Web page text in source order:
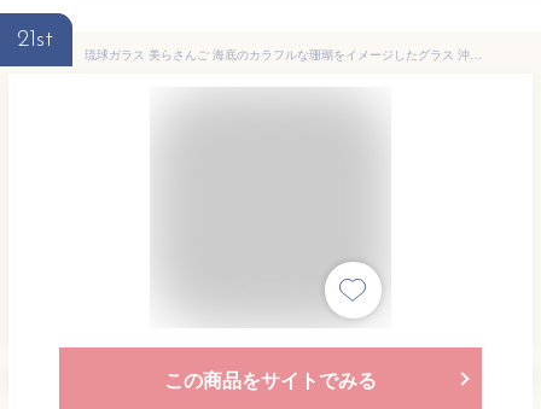
21st
琉球ガラス 美らさんご 海底のカラフルな珊瑚をイメージしたグラス 沖縄製 (ピンク)
この商品をサイトでみる